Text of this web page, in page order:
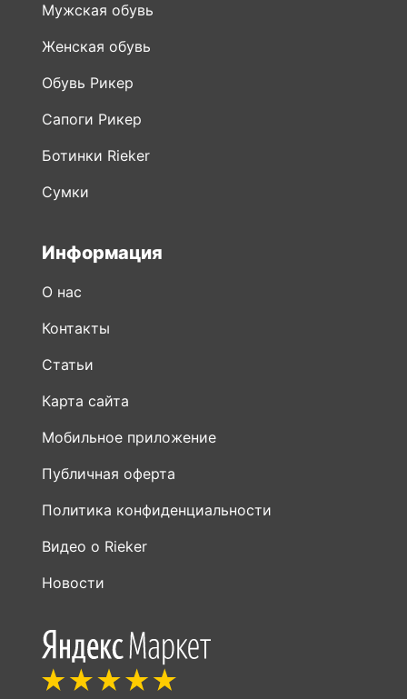
Мужская обувь
Женская обувь
Обувь Рикер
Сапоги Рикер
Ботинки Rieker
Сумки
Информация
О нас
Контакты
Статьи
Карта сайта
Мобильное приложение
Публичная оферта
Политика конфиденциальности
Видео о Rieker
Новости